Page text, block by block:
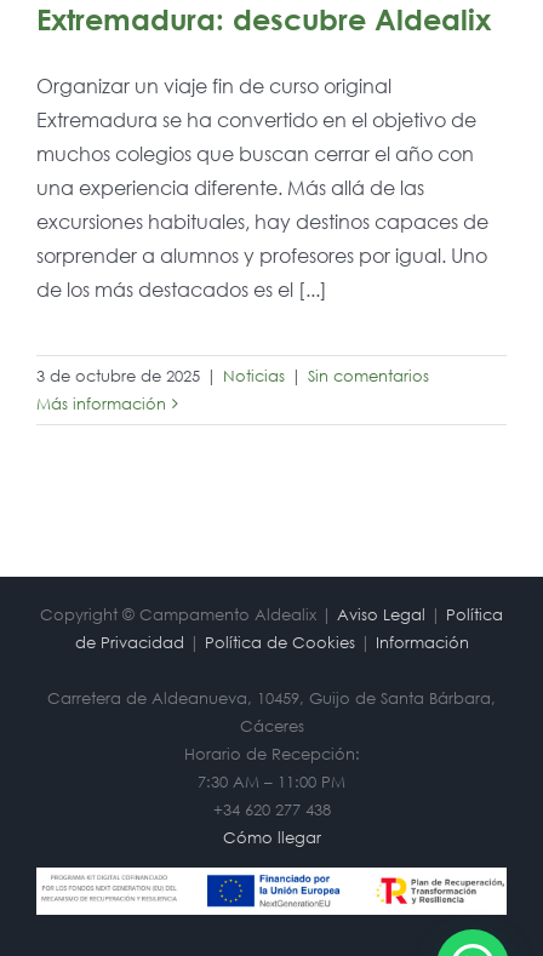
Extremadura: descubre Aldealix
Organizar un viaje fin de curso original
Extremadura se ha convertido en el objetivo de
muchos colegios que buscan cerrar el año con
una experiencia diferente. Más allá de las
excursiones habituales, hay destinos capaces de
sorprender a alumnos y profesores por igual. Uno
de los más destacados es el [...]
3 de octubre de 2025 | Noticias | Sin comentarios
Más información
Copyright © Campamento Aldealix | Aviso Legal | Política
de Privacidad | Política de Cookies| Información
Carretera de Aldeanueva, 10459, Guijo de Santa Bárbara,
Cáceres
Horario de Recepción:
7:30 AM – 11:00 PM
+34 620 277 438
Cómo llegar